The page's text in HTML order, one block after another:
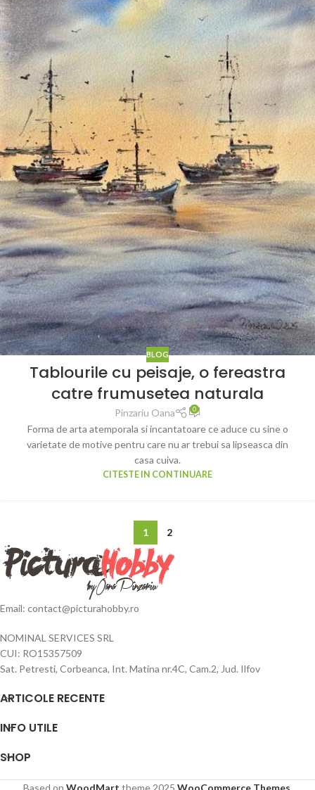
BLOG
Tablourile cu peisaje, o fereastra
catre frumusetea naturala
Pinzariu Oana 0
Forma de arta atemporala si incantatoare ce aduce cu sine o
varietate de motive pentru care nu ar trebui sa lipseasca din
casa cuiva.
CITESTE IN CONTINUARE
1 2
Email: contact@picturahobby.ro
NOMINAL SERVICES SRL
CUI: RO15357509
Sat. Petresti, Corbeanca, Int. Matina nr.4C, Cam.2, Jud. Ilfov
ARTICOLE RECENTE
INFO UTILE
SHOP